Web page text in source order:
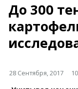
Спорт
Выставки
Цирк и зоопарк
Web-камеры
До 300
28 Сентября, 2017